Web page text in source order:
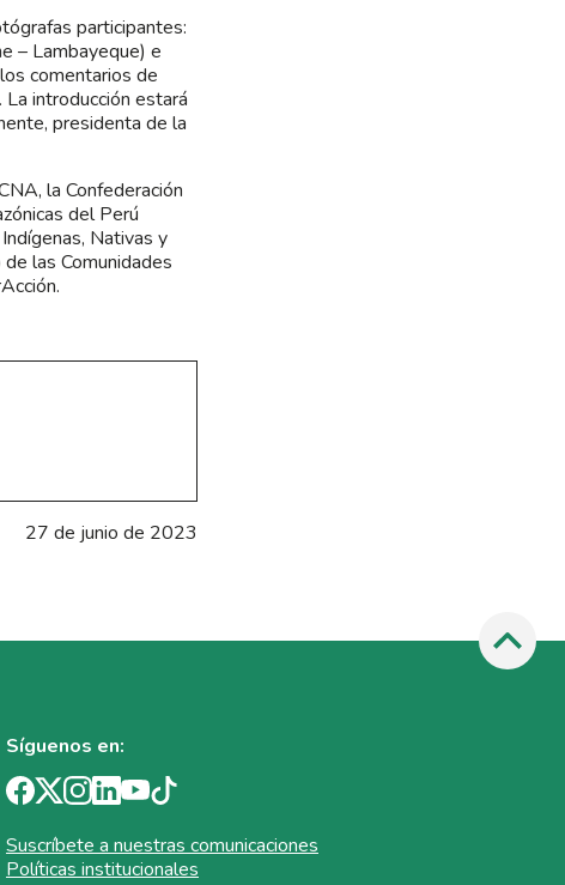
participantes:
– Lambayeque) e
comentarios de
introducción estará
presidenta de la
la Confederación
del Perú
Nativas y
las Comunidades
27 de junio de 2023
Síguenos en:
Suscríbete a nuestras comunicaciones
Políticas institucionales